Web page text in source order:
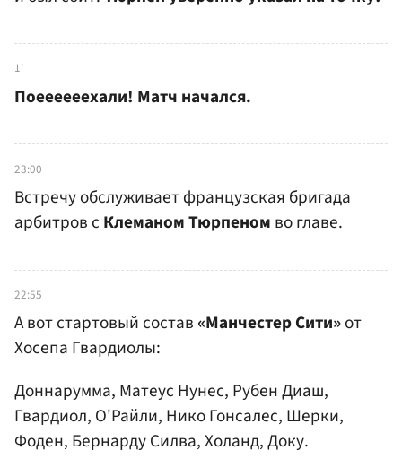
1'
Поеееееехали! Матч начался.
23:00
Встречу обслуживает французская бригада
арбитров с Клеманом Тюрпеном во главе.
22:55
А вот стартовый состав «Манчестер Сити»от
Хосепа Гвардиолы:
Доннарумма, Матеус Нунес, Рубен Диаш,
Гвардиол, О'Райли, Нико Гонсалес, Шерки,
Фоден, Бернарду Силва, Холанд, Доку.